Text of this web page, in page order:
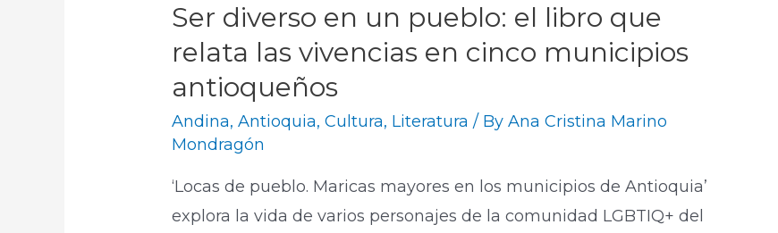
Ser diverso en un pueblo: el libro que
relata las vivencias en cinco municipios
antioqueños
Andina,Antioquia,Cultura, Literatura / ByAna Cristina Marino
Mondragón
‘Locas de pueblo. Maricas mayores en los municipios de Antioquia’
explora la vida de varios personajes de la comunidad LGBTIQ+ del